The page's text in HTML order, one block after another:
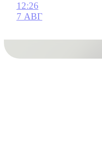
12:26
7 АВГ